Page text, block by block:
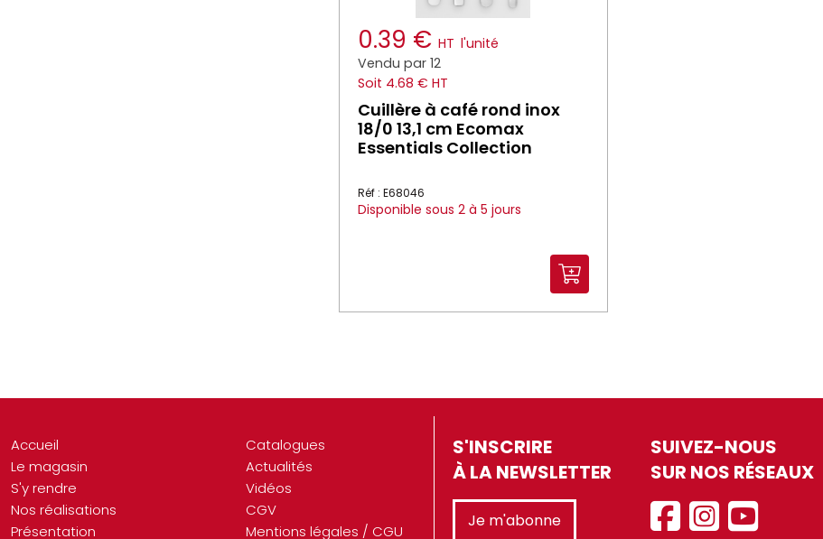
0.39 € HT l'unité
Vendu par 12
Soit 4.68 € HT
Cuillère à café rond inox
18/0 13,1 cm Ecomax
Essentials Collection
Réf : E68046
Disponible sous 2 à 5 jours
Accueil
Le magasin
S'y rendre
Nos réalisations
Présentation
Catalogues
Actualités
Vidéos
CGV
Mentions légales / CGU
S'INSCRIRE
À LA NEWSLETTER
Je m'abonne
SUIVEZ-NOUS
SUR NOS RÉSEAUX